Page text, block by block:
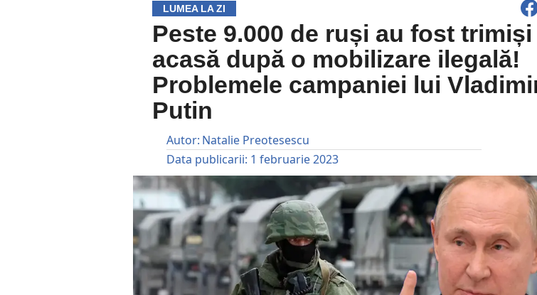
LUMEA LA ZI
Peste 9.000 de ruși au fost trimiși
acasă după o mobilizare ilegală!
Problemele campaniei lui
Putin
Autor: Natalie Preotesescu
Data publicarii: 1 februarie 2023